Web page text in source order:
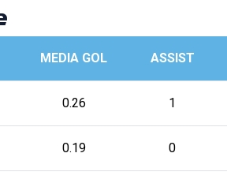
MEDIA GOL ASSIST
0.26 1
0.19 0